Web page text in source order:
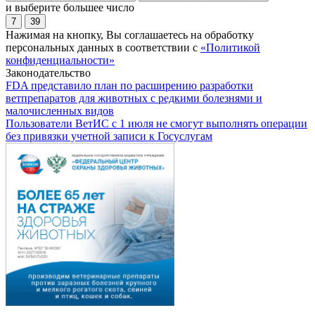
и выберите большее число
7 39
Нажимая на кнопку, Вы соглашаетесь на обработку
персональных данных в соответствии с «Политикой
конфиденциальности»
Законодательство
FDA представило план по расширению разработки
ветпрепаратов для животных с редкими болезнями и
малочисленных видов
Пользователи ВетИС с 1 июля не смогут выполнять операции
без привязки учетной записи к Госуслугам